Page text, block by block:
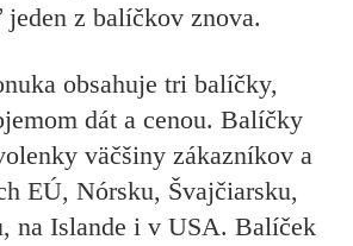
z balíčkov znova.
obsahuje tri balíčky,
dát a cenou. Balíčky
väčšiny zákazníkov a
EÚ, Nórsku, Švajčiarsku,
na Islande i v USA. Balíček